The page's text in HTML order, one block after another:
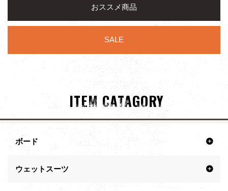
おススメ商品
SALE
ITEM CATAGORY
ボード
ウェットスーツ